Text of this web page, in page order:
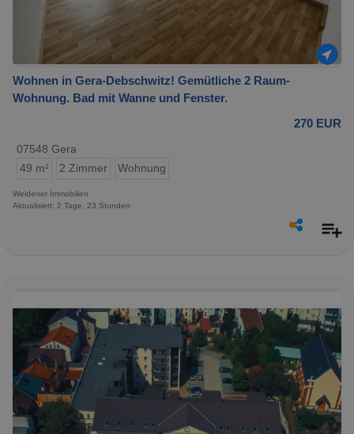
Wohnen in Gera-Debschwitz! Gemütliche 2 Raum-
Wohnung. Bad mit Wanne und Fenster.
270 EUR
07548 Gera
49 m²
2 Zimmer Wohnung
Weidener Immobilien
Aktualisiert: 2 Tage, 23 Stunden